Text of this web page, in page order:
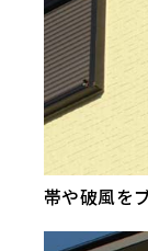
帯や破風を